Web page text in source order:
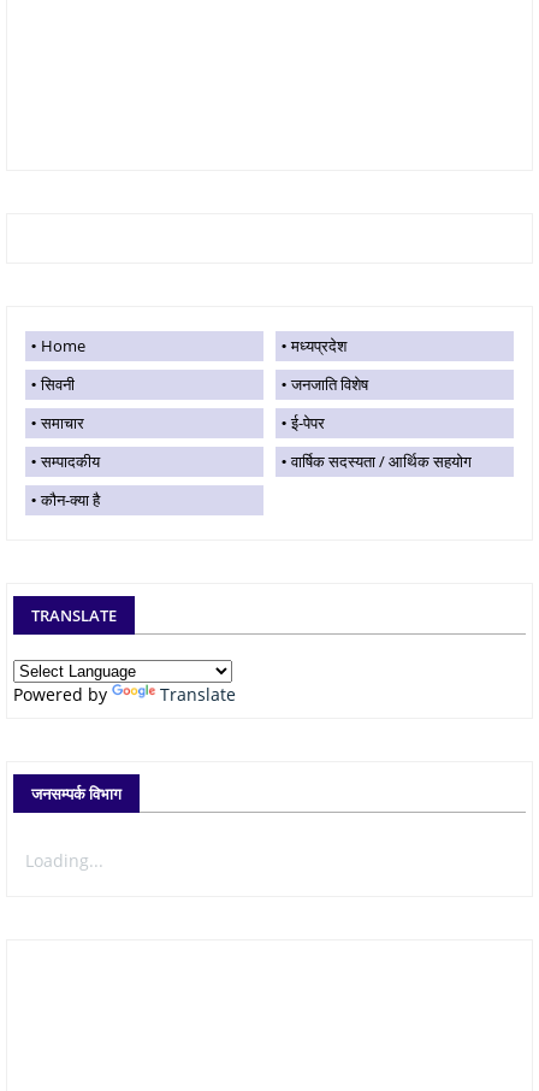
Home
मध्यप्रदेश
सिवनी
जनजाति विशेष
समाचार
ई-पेपर
सम्पादकीय
वार्षिक सदस्यता / आर्थिक सहयोग
कौन-क्या है
TRANSLATE
Powered by Translate
जनसम्पर्क विभाग
Loading...